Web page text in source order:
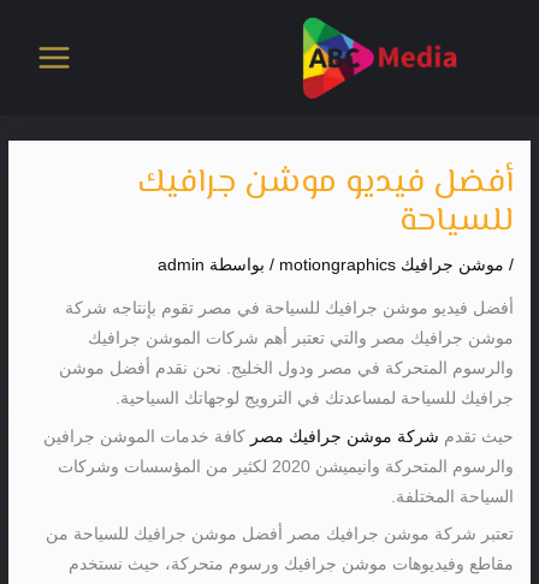
أفضل فيديو موشن جرافيك
للسياحة
/ موشن جرافيك motiongraphics / بواسطة admin
أفضل فيديو موشن جرافيك للسياحة في مصر تقوم بإنتاجه شركة
موشن جرافيك مصر والتي تعتبر أهم شركات الموشن جرافيك
والرسوم المتحركة في مصر ودول الخليج. نحن نقدم أفضل موشن
جرافيك للسياحة لمساعدتك في الترويج لوجهاتك السياحية.
حيث تقدم شركة موشن جرافيك مصر كافة خدمات الموشن جرافين
والرسوم المتحركة وانيميشن 2020 لكثير من المؤسسات وشركات
السياحة المختلفة.
تعتبر شركة موشن جرافيك مصر أفضل موشن جرافيك للسياحة من
مقاطع وفيديوهات موشن جرافيك ورسوم متحركة، حيث نستخدم